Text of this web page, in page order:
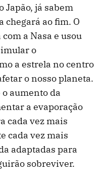
Japão, já sabem
chegará ao fim. O
a Nasa e usou
o
a estrela no centro
o nosso planeta.
aumento da
a evaporação
cada vez mais
cada vez mais
adaptadas para
sobreviver.